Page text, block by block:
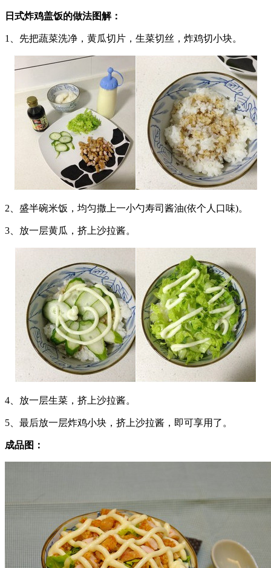
日式炸鸡盖饭的做法图解：
1、先把蔬菜洗净，黄瓜切片，生菜切丝，炸鸡切小块。
2、盛半碗米饭，均匀撒上一小勺寿司酱油(依个人口味)。
3、放一层黄瓜，挤上沙拉酱。
4、放一层生菜，挤上沙拉酱。
5、最后放一层炸鸡小块，挤上沙拉酱，即可享用了。
成品图：